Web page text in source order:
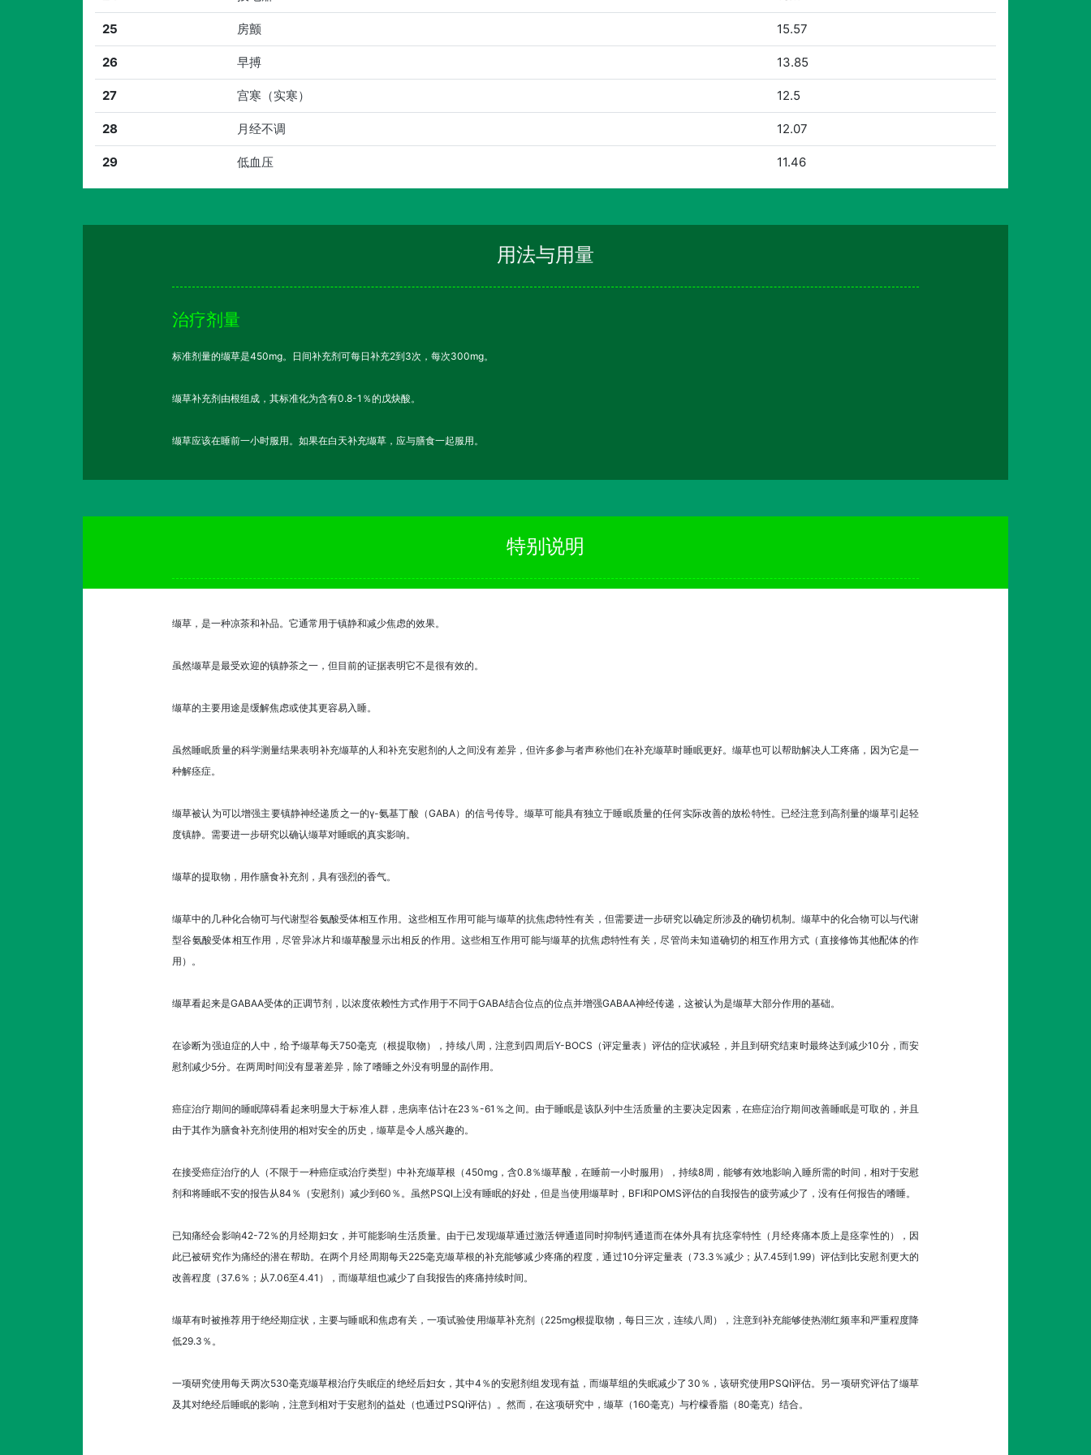
25 房颤 15.57
26 早搏 13.85
27 宫寒（实寒） 12.5
28 月经不调 12.07
29 低血压 11.46
用法与用量
治疗剂量
标准剂量的缬草是450mg。日间补充剂可每日补充2到3次，每次300mg。
缬草补充剂由根组成，其标准化为含有0.8-1％的戊炔酸。
缬草应该在睡前一小时服用。如果在白天补充缬草，应与膳食一起服用。
特别说明
缬草，是一种凉茶和补品。它通常用于镇静和减少焦虑的效果。
虽然缬草是最受欢迎的镇静茶之一，但目前的证据表明它不是很有效的。
缬草的主要用途是缓解焦虑或使其更容易入睡。
虽然睡眠质量的科学测量结果表明补充缬草的人和补充安慰剂的人之间没有差异，但许多参与者声称他们在补充缬草时睡眠更好。缬草也可以帮助解决人工疼痛，因为它是一
种解痉症。
缬草被认为可以增强主要镇静神经递质之一的γ-氨基丁酸（GABA）的信号传导。缬草可能具有独立于睡眠质量的任何实际改善的放松特性。已经注意到高剂量的缬草引起轻
度镇静。需要进一步研究以确认缬草对睡眠的真实影响。
缬草的提取物，用作膳食补充剂，具有强烈的香气。
缬草中的几种化合物可与代谢型谷氨酸受体相互作用。这些相互作用可能与缬草的抗焦虑特性有关，但需要进一步研究以确定所涉及的确切机制。缬草中的化合物可以与代谢
型谷氨酸受体相互作用，尽管异冰片和缬草酸显示出相反的作用。这些相互作用可能与缬草的抗焦虑特性有关，尽管尚未知道确切的相互作用方式（直接修饰其他配体的作
用）。
缬草看起来是GABAA受体的正调节剂，以浓度依赖性方式作用于不同于GABA结合位点的位点并增强GABAA神经传递，这被认为是缬草大部分作用的基础。
在诊断为强迫症的人中，给予缬草每天750毫克（根提取物），持续八周，注意到四周后Y-BOCS（评定量表）评估的症状减轻，并且到研究结束时最终达到减少10分，而安
慰剂减少5分。在两周时间没有显著差异，除了嗜睡之外没有明显的副作用。
癌症治疗期间的睡眠障碍看起来明显大于标准人群，患病率估计在23％-61％之间。由于睡眠是该队列中生活质量的主要决定因素，在癌症治疗期间改善睡眠是可取的，并且
由于其作为膳食补充剂使用的相对安全的历史，缬草是令人感兴趣的。
在接受癌症治疗的人（不限于一种癌症或治疗类型）中补充缬草根（450mg，含0.8％缬草酸，在睡前一小时服用），持续8周，能够有效地影响入睡所需的时间，相对于安慰
剂和将睡眠不安的报告从84％（安慰剂）减少到60％。虽然PSQI上没有睡眠的好处，但是当使用缬草时，BFI和POMS评估的自我报告的疲劳减少了，没有任何报告的嗜睡。
已知痛经会影响42-72％的月经期妇女，并可能影响生活质量。由于已发现缬草通过激活钾通道同时抑制钙通道而在体外具有抗痉挛特性（月经疼痛本质上是痉挛性的），因
此已被研究作为痛经的潜在帮助。在两个月经周期每天225毫克缬草根的补充能够减少疼痛的程度，通过10分评定量表（73.3％减少；从7.45到1.99）评估到比安慰剂更大的
改善程度（37.6％；从7.06至4.41），而缬草组也减少了自我报告的疼痛持续时间。
缬草有时被推荐用于绝经期症状，主要与睡眠和焦虑有关，一项试验使用缬草补充剂（225mg根提取物，每日三次，连续八周），注意到补充能够使热潮红频率和严重程度降
低29.3％。
一项研究使用每天两次530毫克缬草根治疗失眠症的绝经后妇女，其中4％的安慰剂组发现有益，而缬草组的失眠减少了30％，该研究使用PSQI评估。另一项研究评估了缬草
及其对绝经后睡眠的影响，注意到相对于安慰剂的益处（也通过PSQI评估）。然而，在这项研究中，缬草（160毫克）与柠檬香脂（80毫克）结合。